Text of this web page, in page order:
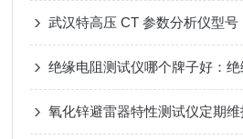
氧化锌避雷器特性测试仪定期